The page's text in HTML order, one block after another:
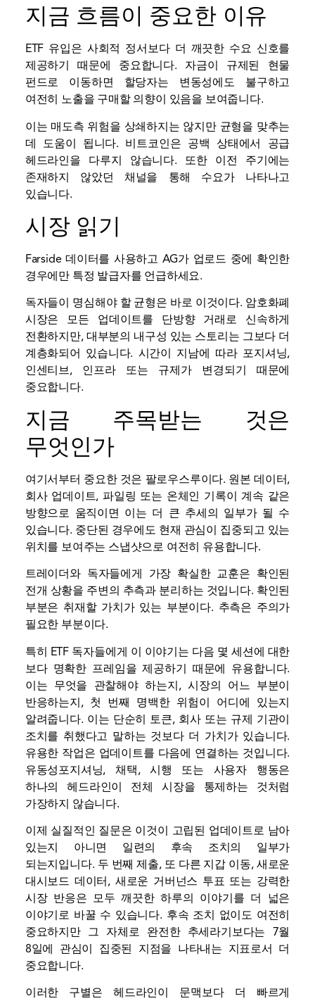
지금 흐름이 중요한 이유
ETF 유입은 사회적 정서보다 더 깨끗한 수요 신호를
제공하기 때문에 중요합니다. 자금이 규제된 현물
펀드로 이동하면 할당자는 변동성에도 불구하고
여전히 노출을 구매할 의향이 있음을 보여줍니다.
이는 매도측 위험을 상쇄하지는 않지만 균형을 맞추는
데 도움이 됩니다. 비트코인은 공백 상태에서 공급
헤드라인을 다루지 않습니다. 또한 이전 주기에는
존재하지 않았던 채널을 통해 수요가 나타나고
있습니다.
시장 읽기
Farside 데이터를 사용하고 AG가 업로드 중에 확인한
경우에만 특정 발급자를 언급하세요.
독자들이 명심해야 할 균형은 바로 이것이다. 암호화폐
시장은 모든 업데이트를 단방향 거래로 신속하게
전환하지만, 대부분의 내구성 있는 스토리는 그보다 더
계층화되어 있습니다. 시간이 지남에 따라 포지셔닝,
인센티브, 인프라 또는 규제가 변경되기 때문에
중요합니다.
지금 주목받는 것은
무엇인가
여기서부터 중요한 것은 팔로우스루이다. 원본 데이터,
회사 업데이트, 파일링 또는 온체인 기록이 계속 같은
방향으로 움직이면 이는 더 큰 추세의 일부가 될 수
있습니다. 중단된 경우에도 현재 관심이 집중되고 있는
위치를 보여주는 스냅샷으로 여전히 유용합니다.
트레이더와 독자들에게 가장 확실한 교훈은 확인된
전개 상황을 주변의 추측과 분리하는 것입니다. 확인된
부분은 취재할 가치가 있는 부분이다. 추측은 주의가
필요한 부분이다.
특히 ETF 독자들에게 이 이야기는 다음 몇 세션에 대한
보다 명확한 프레임을 제공하기 때문에 유용합니다.
이는 무엇을 관찰해야 하는지, 시장의 어느 부분이
반응하는지, 첫 번째 명백한 위험이 어디에 있는지
알려줍니다. 이는 단순히 토큰, 회사 또는 규제 기관이
조치를 취했다고 말하는 것보다 더 가치가 있습니다.
유용한 작업은 업데이트를 다음에 연결하는 것입니다.
유동성포지셔닝, 채택, 시행 또는 사용자 행동은
하나의 헤드라인이 전체 시장을 통제하는 것처럼
가장하지 않습니다.
이제 실질적인 질문은 이것이 고립된 업데이트로 남아
있는지 아니면 일련의 후속 조치의 일부가
되는지입니다. 두 번째 제출, 또 다른 지갑 이동, 새로운
대시보드 데이터, 새로운 거버넌스 투표 또는 강력한
시장 반응은 모두 깨끗한 하루의 이야기를 더 넓은
이야기로 바꿀 수 있습니다. 후속 조치 없이도 여전히
중요하지만 그 자체로 완전한 추세라기보다는 7월
8일에 관심이 집중된 지점을 나타내는 지표로서 더
중요합니다.
이러한 구별은 헤드라인이 문맥보다 더 빠르게